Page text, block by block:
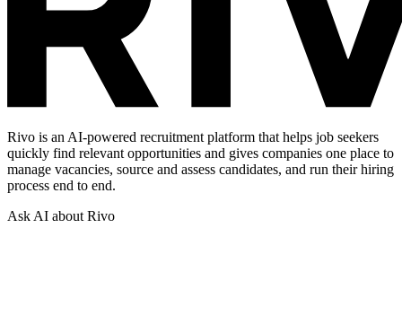
Rivo is an AI-powered recruitment platform that helps job seekers
quickly find relevant opportunities and gives companies one place to
manage vacancies, source and assess candidates, and run their hiring
process end to end.
Ask AI about Rivo